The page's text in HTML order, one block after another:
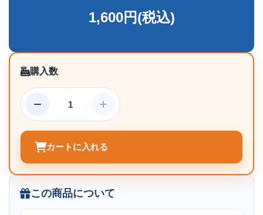
1,600円(税込)
購入数
カートに入れる
この商品について